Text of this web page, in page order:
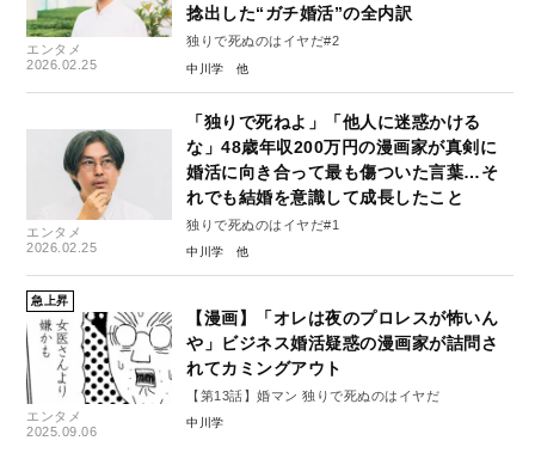
エンタメ
2026.02.25
捻出した“ガチ婚活”の全内訳
独りで死ぬのはイヤだ#2
中川学
エンタメ
2026.02.25
「独りで死ねよ」「他人に迷惑かける
な」48歳年収200万円の漫画家が真剣に
婚活に向き合って最も傷ついた言葉…そ
れでも結婚を意識して成長したこと
独りで死ぬのはイヤだ#1
中川学
急上昇
エンタメ
2025.09.06
【漫画】「オレは夜のプロレスが怖いん
や」ビジネス婚活疑惑の漫画家が詰問さ
れてカミングアウト
【第13話】婚マン 独りで死ぬのはイヤだ
中川学